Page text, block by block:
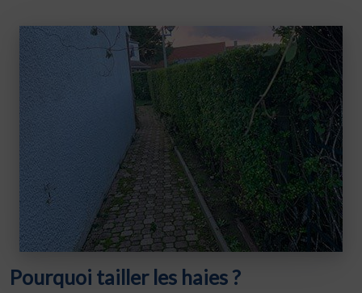
Pourquoi tailler les haies ?